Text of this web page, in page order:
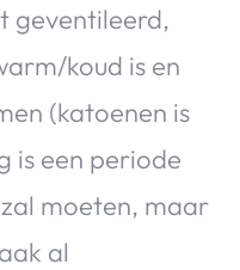
geventileerd,
koud is en
(katoenen is
is een periode
moeten, maar
al